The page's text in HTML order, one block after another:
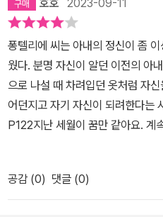
이런 역할에 만족해하는 여성들과
하나, ‘그 사랑에는 뭔가 변덕스럽
아들을 뜨겁게 품에 안지만, 때로
리기도 한다. 아이들과 떨어져 지
만 제외하고는 아이들을 그다지 그
재는 아무 생각 없이 받아들였던
주는 측면’(42쪽)도 있는 것이다.
한다. 그래도 에드나는 라이즈에게
년 쉰네 살에 죽을 때까지 겨우 14
장편소설과 다수의 단편을 발표하
의 마지막 작품이기도 하고, 대표
팽이 스무 살 이후에 살았던 뉴올
스페인에서 이민 오거나, 캐나다에
이 상류계층을 이루어 살던 곳이었
나 심지어 능숙하게 구사하는 장
하면 유럽에 비해 진보적인 기분이
유럽보다 훨씬 보수, 반동적인 지
퐁텔리에 씨는 아내의 정신이 좀
웠다. 분명 자신이 알던 이전의 아
으로 나설 때 차려입던 옷처럼 자
어던지고 자기 자신이 되려한다는
P122지난 세월이 꿈만 같아요. 계
상에 사로잡혀 바보처럼 사느니
겠죠.- P234
공감 (0) 댓글 (0)